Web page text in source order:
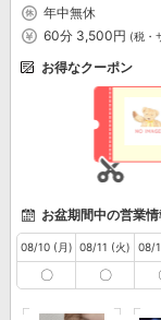
年中無休
60分 3,500円 (税・
お得なクーポン
お盆期間中の営業情
08/10 (月)
〇
08/11 (火)
〇
08/